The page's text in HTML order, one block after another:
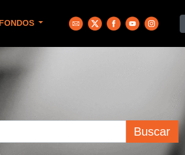
FONDOS
Buscar